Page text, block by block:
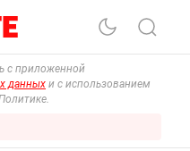
с приложенной
данных и с использованием